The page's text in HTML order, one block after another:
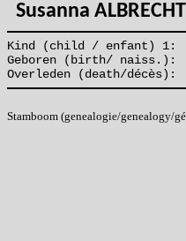
Susanna ALBRECHT
Kind (child / enfant) 1:
Geboren (birth/ naiss.):
Overleden (death/décès):
Stamboom (genealogie/genealogy/